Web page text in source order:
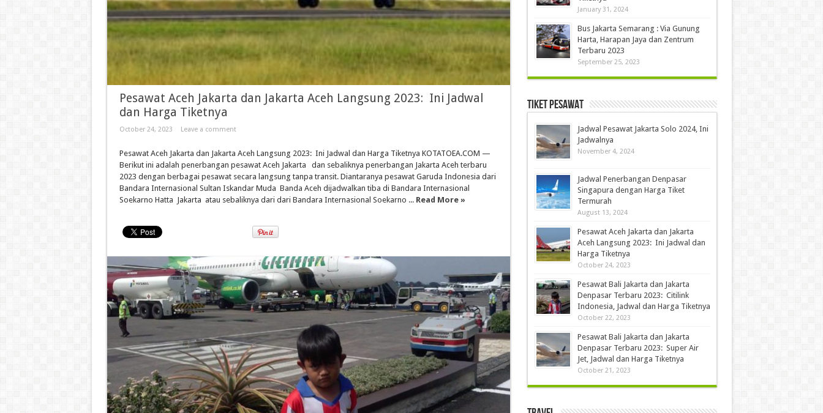
Pesawat Aceh Jakarta dan Jakarta Aceh Langsung 2023: Ini Jadwal
dan Harga Tiketnya
October 24, 2023 Leave a comment
Pesawat Aceh Jakarta dan Jakarta Aceh Langsung 2023: Ini Jadwal dan Harga Tiketnya KOTATOEA.COM —
Berikut ini adalah penerbangan pesawat Aceh Jakarta dan sebaliknya penerbangan Jakarta Aceh terbaru
2023 dengan berbagai pesawat secara langsung tanpa transit. Diantaranya pesawat Garuda Indonesia dari
Bandara Internasional Sultan Iskandar Muda Banda Aceh dijadwalkan tiba di Bandara Internasional
Soekarno Hatta Jakarta atau sebaliknya dari dari Bandara Internasional Soekarno ... Read More »
January 31, 2024
Bus Jakarta Semarang : Via Gunung
Harta, Harapan Jaya dan Zentrum
Terbaru 2023
September 25, 2023
Tiket Pesawat
Jadwal Pesawat Jakarta Solo 2024, Ini
Jadwalnya
November 4, 2024
Jadwal Penerbangan Denpasar
Singapura dengan Harga Tiket
Termurah
August 13, 2024
Pesawat Aceh Jakarta dan Jakarta
Aceh Langsung 2023: Ini Jadwal dan
Harga Tiketnya
October 24, 2023
Pesawat Bali Jakarta dan Jakarta
Denpasar Terbaru 2023: Citilink
Indonesia, Jadwal dan Harga Tiketnya
October 22, 2023
Pesawat Bali Jakarta dan Jakarta
Denpasar Terbaru 2023: Super Air
Jet, Jadwal dan Harga Tiketnya
October 21, 2023